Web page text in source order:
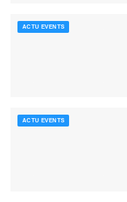
ACTU EVENTS
ACTU EVENTS